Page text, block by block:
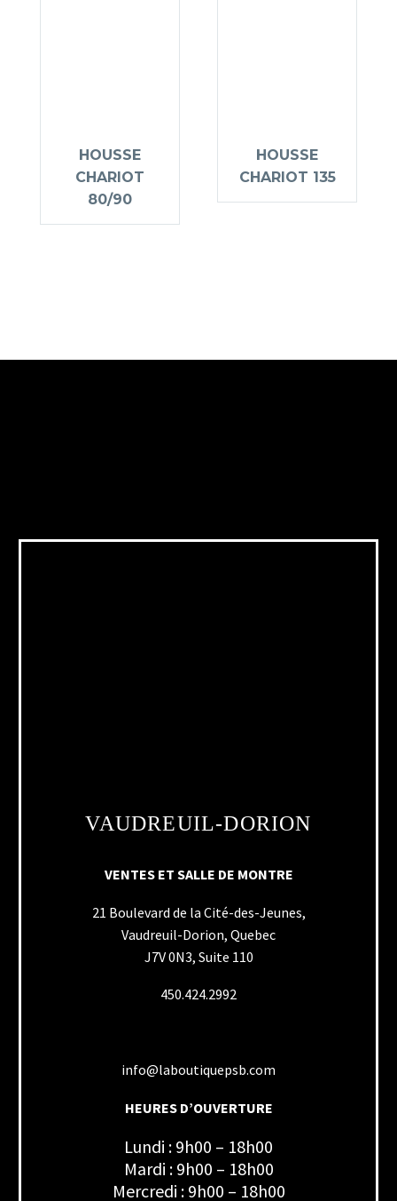
HOUSSE
CHARIOT
80/90
HOUSSE
CHARIOT 135
VAUDREUIL-DORION
VENTES ET SALLE DE MONTRE
21 Boulevard de la Cité-des-Jeunes,
Vaudreuil-Dorion, Quebec
J7V 0N3, Suite 110
450.424.2992
info@laboutiquepsb.com
HEURES D’OUVERTURE
Lundi : 9h00 – 18h00
Mardi : 9h00 – 18h00
Mercredi : 9h00 – 18h00